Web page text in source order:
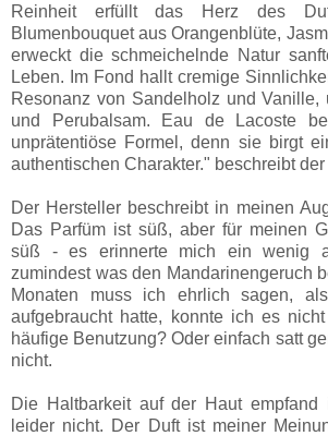
Reinheit erfüllt das Herz des
Blumenbouquet aus Orangenblüte,
erweckt die schmeichelnde Natur
Leben. Im Fond hallt cremige
Resonanz von Sandelholz und Vanille,
und Perubalsam. Eau de Lacoste
unprätentiöse Formel, denn sie birgt
authentischen Charakter." beschreibt
Der Hersteller beschreibt in meinen
Das Parfüm ist süß, aber für meinen
süß - es erinnerte mich ein wenig
zumindest was den Mandarinengeruch
Monaten muss ich ehrlich sagen,
aufgebraucht hatte, konnte ich es
häufige Benutzung? Oder einfach satt
nicht.
Die Haltbarkeit auf der Haut
leider nicht. Der Duft ist meiner